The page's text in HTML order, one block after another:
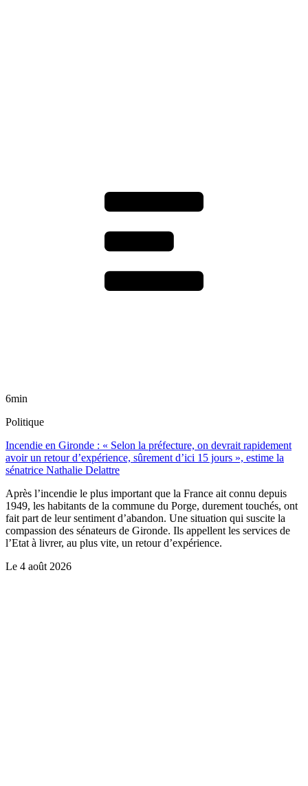
6min
Politique
Incendie en Gironde : « Selon la préfecture, on devrait rapidement
avoir un retour d’expérience, sûrement d’ici 15 jours », estime la
sénatrice Nathalie Delattre
Après l’incendie le plus important que la France ait connu depuis
1949, les habitants de la commune du Porge, durement touchés, ont
fait part de leur sentiment d’abandon. Une situation qui suscite la
compassion des sénateurs de Gironde. Ils appellent les services de
l’Etat à livrer, au plus vite, un retour d’expérience.
Le 4 août 2026